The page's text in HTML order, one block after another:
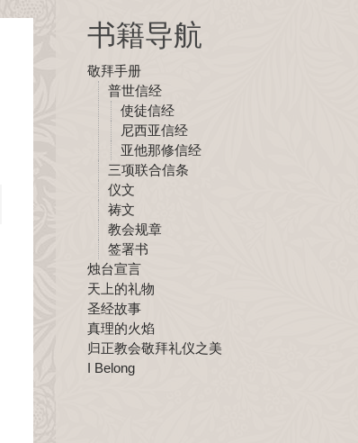
书籍导航
敬拜手册
普世信经
使徒信经
尼西亚信经
亚他那修信经
三项联合信条
仪文
祷文
教会规章
签署书
烛台宣言
天上的礼物
圣经故事
真理的火焰
归正教会敬拜礼仪之美
I Belong